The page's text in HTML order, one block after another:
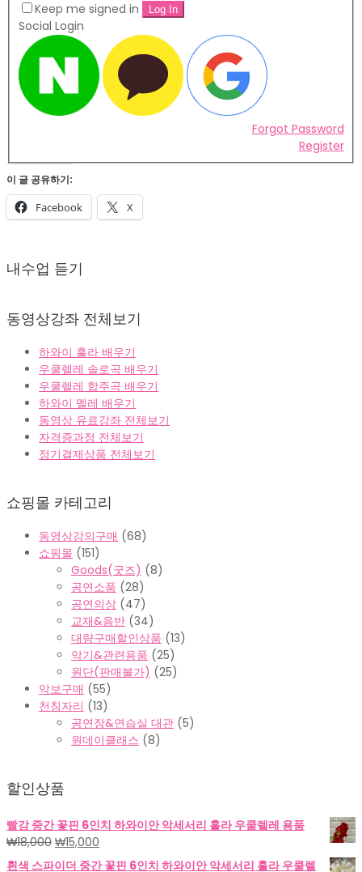
Keep me signed in
Social Login
Forgot Password
Register
이 글 공유하기:
Facebook X
02-
내수업 듣기
동영상강좌 전체보기
하와이 훌라 배우기
우쿨렐레 솔로곡 배우기
우쿨렐레 합주곡 배우기
하와이 멜레 배우기
동영상 유료강좌 전체보기
자격증과정 전체보기
정기결제상품 전체보기
쇼핑몰 카테고리
동영상강의구매 (68)
쇼핑몰 (151)
Goods(굿즈) (8)
공연소품 (28)
공연의상 (47)
교재&음반 (34)
대량구매할인상품 (13)
악기&관련용품 (25)
원단(판매불가) (25)
악보구매 (55)
천칭자리 (13)
공연장&연습실 대관 (5)
원데이클래스 (8)
할인상품
빨강 중간 꽃핀 6인치 하와이안 악세서리 훌라 우쿨렐레 용품
₩18,000 원
래
₩15,000
재
흰색 스파이더 중간 꽃핀 6인치 하와이안 악세서리 훌라 우쿨렐